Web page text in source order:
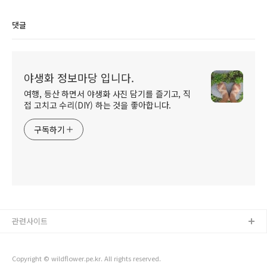
댓글
야생화 정보마당 입니다.
여행, 등산 하면서 야생화 사진 담기를 즐기고, 직
접 고치고 수리(DIY) 하는 것을 좋아합니다.
구독하기
Copyright © wildflower.pe.kr. All rights reserved.
관련사이트